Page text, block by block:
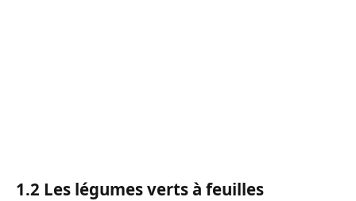
1.2 Les légumes verts à feuilles